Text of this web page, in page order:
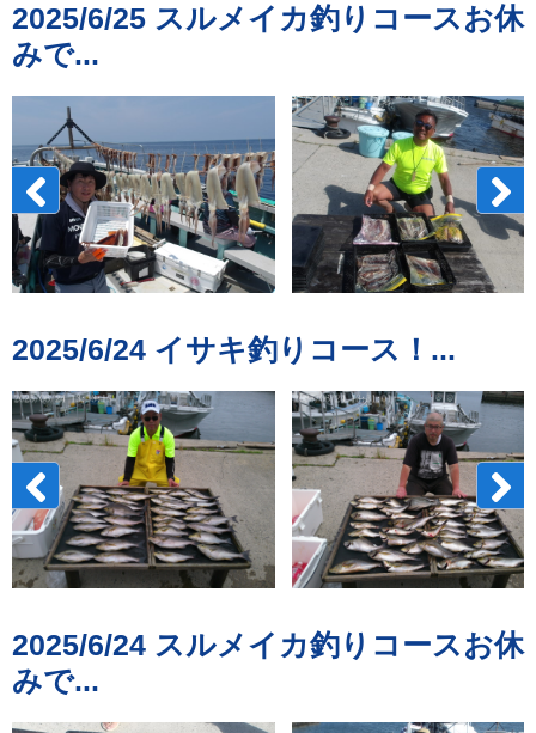
2025/6/25 スルメイカ釣りコースお休
みで...
2025/6/24 イサキ釣りコース！...
2025/6/24 スルメイカ釣りコースお休
みで...